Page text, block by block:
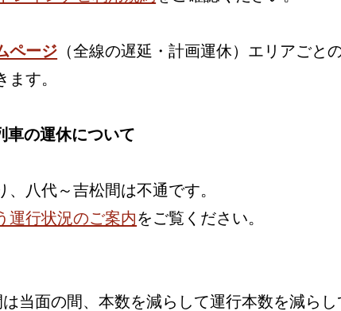
ページ （全線の遅延・計画運休）エリアごと
す。
車の運休について
、八代～吉松間は不通です。
運行状況のご案内をご覧ください。
は当面の間、本数を減らして運行本数を減らし